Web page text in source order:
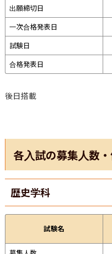
出願締切日
一次合格発表日
試験日
合格発表日
後日搭載
各入試の募集人数
歴史学科
試験名